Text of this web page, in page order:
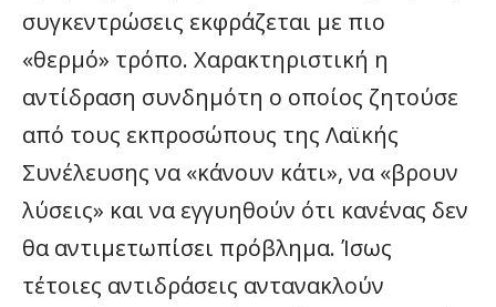
συγκεντρώσεις εκφράζεται με πιο
«θερμό» τρόπο. Χαρακτηριστική η
αντίδραση συνδημότη ο οποίος ζητούσε
από τους εκπροσώπους της Λαϊκής
Συνέλευσης να «κάνουν κάτι», να «βρουν
λύσεις» και να εγγυηθούν ότι κανένας δεν
θα αντιμετωπίσει πρόβλημα. Ίσως
τέτοιες αντιδράσεις αντανακλούν